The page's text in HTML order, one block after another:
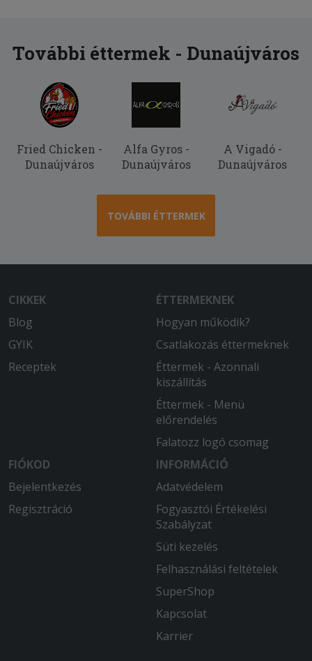
További éttermek - Dunaújváros
Fried Chicken -
Dunaújváros
Alfa Gyros -
Dunaújváros
A Vigadó -
Dunaújváros
TOVÁBBI ÉTTERMEK
CIKKEK
Blog
GYIK
Receptek
ÉTTERMEKNEK
Hogyan működik?
Csatlakozás éttermeknek
Éttermek - Azonnali
kiszállítás
Éttermek - Menü
előrendelés
Falatozz logó csomag
FIÓKOD
Bejelentkezés
Regisztráció
INFORMÁCIÓ
Adatvédelem
Fogyasztói Értékelési
Szabályzat
Süti kezelés
Felhasználási feltételek
SuperShop
Kapcsolat
Karrier